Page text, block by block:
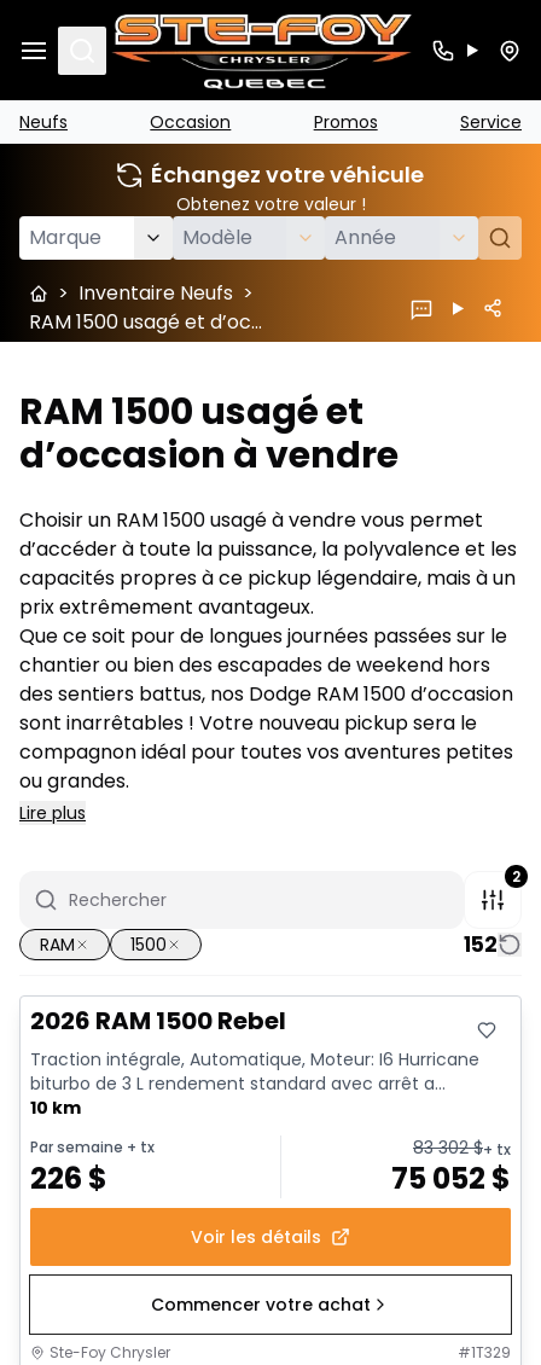
Search
Neufs Occasion Promos Service
Échangez votre véhicule
Obtenez votre valeur !
> Inventaire Neufs >
RAM 1500 usagé et d’occasion à vendre
RAM 1500 usagé et
d’occasion à vendre
Choisir un RAM 1500 usagé à vendre vous permet
d’accéder à toute la puissance, la polyvalence et les
capacités propres à ce pickup légendaire, mais à un
prix extrêmement avantageux.
Que ce soit pour de longues journées passées sur le
chantier ou bien des escapades de weekend hors
des sentiers battus, nos Dodge RAM 1500 d’occasion
sont inarrêtables ! Votre nouveau pickup sera le
compagnon idéal pour toutes vos aventures petites
ou grandes.
Lire plus
2
RAM 1500 152
2026 RAM 1500 Rebel
Traction intégrale, Automatique, Moteur: I6 Hurricane
biturbo de 3 L rendement standard avec arrêt a...
10 km
Par semaine + tx
226 $
83 302$+ tx
75 052 $
Voir les détails
Commencer votre achat
Ste-Foy Chrysler #1T329